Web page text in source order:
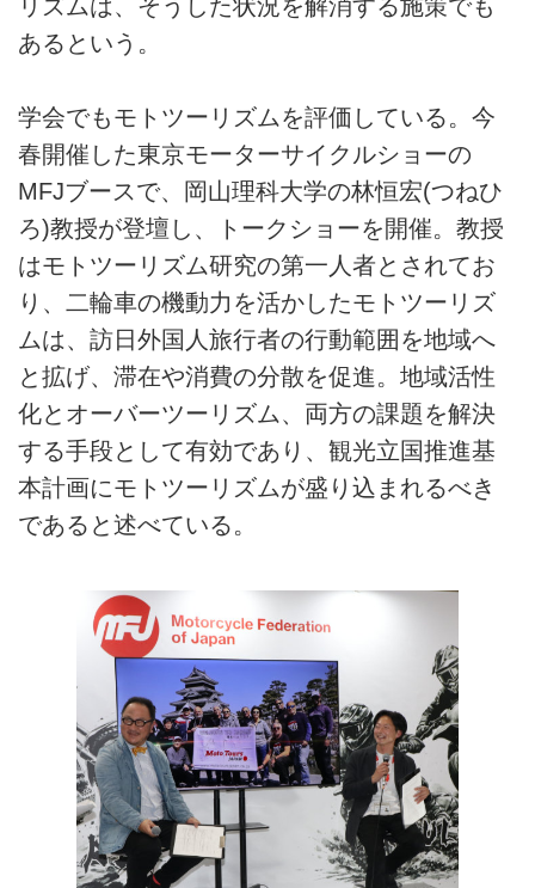
リズムは、そうした状況を解消する施策でも
あるという。
学会でもモトツーリズムを評価している。今
春開催した東京モーターサイクルショーの
MFJブースで、岡山理科大学の林恒宏(つねひ
ろ)教授が登壇し、トークショーを開催。教授
はモトツーリズム研究の第一人者とされてお
り、二輪車の機動力を活かしたモトツーリズ
ムは、訪日外国人旅行者の行動範囲を地域へ
と拡げ、滞在や消費の分散を促進。地域活性
化とオーバーツーリズム、両方の課題を解決
する手段として有効であり、観光立国推進基
本計画にモトツーリズムが盛り込まれるべき
であると述べている。